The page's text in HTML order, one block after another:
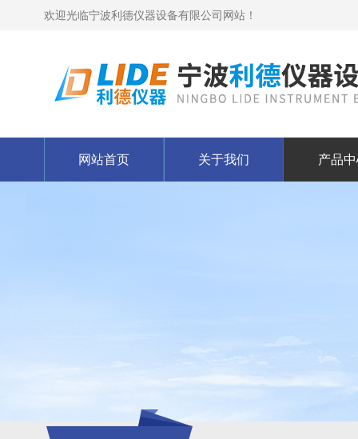
欢迎光临宁波利德仪器设备有限公司网站！
网站首页 关于我们 产品